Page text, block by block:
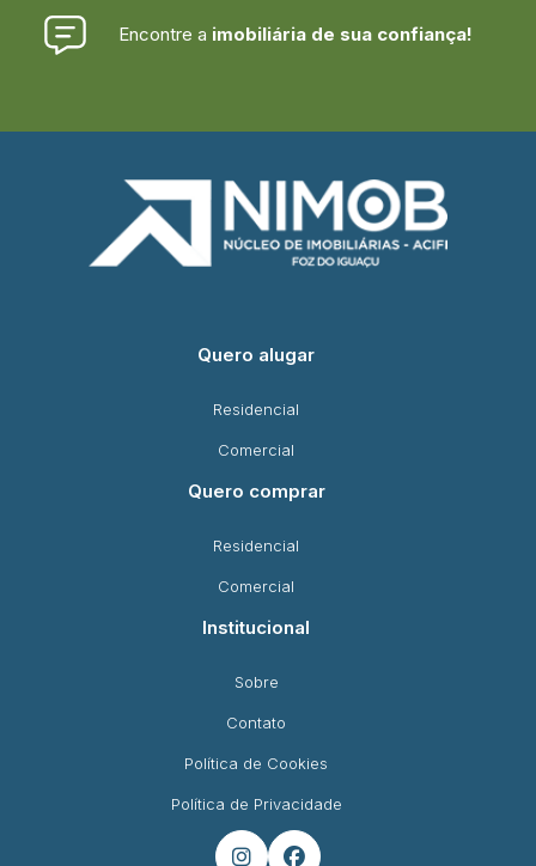
Encontre a imobiliária de sua confiança!
Quero alugar
Residencial
Comercial
Quero comprar
Residencial
Comercial
Institucional
Sobre
Contato
Política de Cookies
Política de Privacidade
 